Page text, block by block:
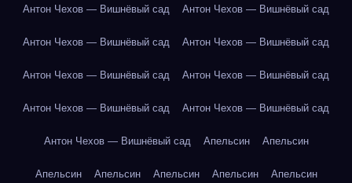
Антон Чехов — Вишнёвый сад Антон Чехов — Вишнёвый сад
Антон Чехов — Вишнёвый сад Антон Чехов — Вишнёвый сад
Антон Чехов — Вишнёвый сад Антон Чехов — Вишнёвый сад
Антон Чехов — Вишнёвый сад Антон Чехов — Вишнёвый сад
Антон Чехов — Вишнёвый сад Апельсин Апельсин
Апельсин Апельсин Апельсин Апельсин Апельсин